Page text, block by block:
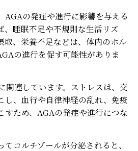
AGAの発症や進行に影響を与える
、睡眠不足や不規則な生活リズ
取、栄養不足などは、体内のホル
の進行を促す可能性がありま
関連しています。ストレスは、交
し、血行や自律神経の乱れ、免疫
すため、AGAの発症や進行につな
コルチゾールが分泌されると、